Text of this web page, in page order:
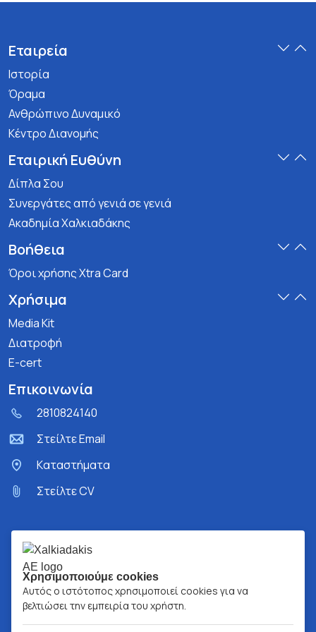
Εταιρεία
Ιστορία
Όραμα
Ανθρώπινο Δυναμικό
Κέντρο Διανομής
Εταιρική Ευθύνη
Δίπλα Σου
Συνεργάτες από γενιά σε γενιά
Ακαδημία Χαλκιαδάκης
Βοήθεια
Όροι χρήσης Xtra Card
Χρήσιμα
Media Kit
Διατροφή
E-cert
Επικοινωνία
2810824140
Στείλτε Email
Kαταστήματα
Στείλτε CV
Χρησιμοποιούμε cookies
Αυτός ο ιστότοπος χρησιμοποιεί cookies για να
βελτιώσει την εμπειρία του χρήστη.